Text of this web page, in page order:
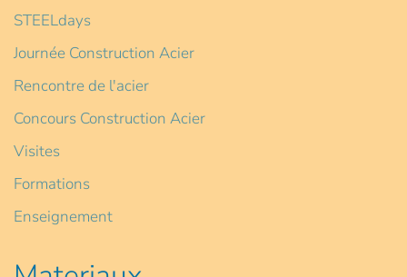
STEELdays
Journée Construction Acier
Rencontre de l'acier
Concours Construction Acier
Visites
Formations
Enseignement